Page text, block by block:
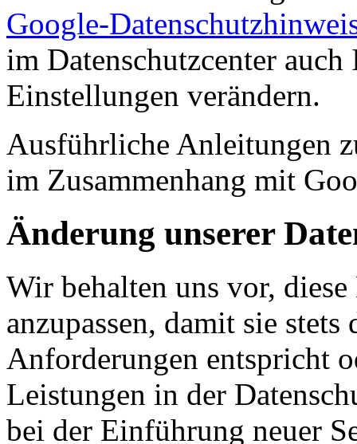
Google-
im Datenschutzcenter
Einstellungen verändern.
Ausführliche Anleitungen
im Zusammenhang mit
Änderung unserer
Wir behalten uns vor,
anzupassen, damit sie
Anforderungen entspricht
Leistungen in der
bei der Einführung neuer